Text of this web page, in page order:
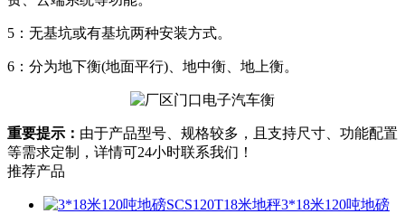
5：无基坑或有基坑两种安装方式。
6：分为地下衡(地面平行)、地中衡、地上衡。
重要提示： 由于产品型号、规格较多，且支持尺寸、功能配置
等需求定制，详情可24小时联系我们！
推荐产品
3*18米120吨地磅